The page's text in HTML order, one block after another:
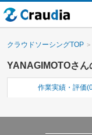
クラウドソーシングTOP
YANAGIMOTOさん
作業実績・評価